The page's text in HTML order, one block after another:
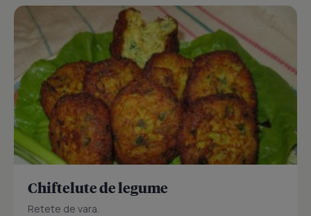
Chiftelute de legume
Retete de vara.